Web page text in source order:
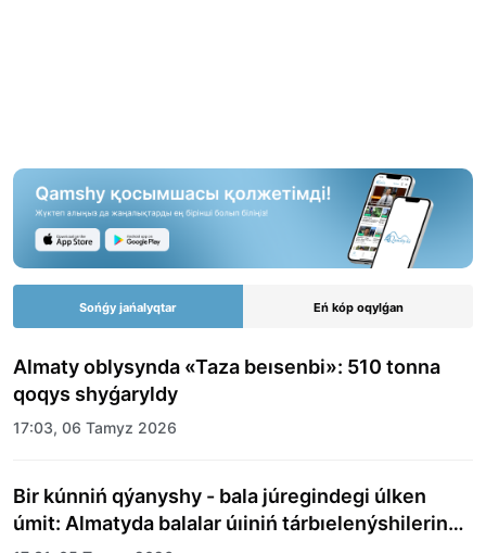
Sońǵy jańalyqtar Eń kóp oqylǵan
Almaty oblysynda «Taza beısenbi»: 510 tonna
qoqys shyǵaryldy
17:03, 06 Tamyz 2026
Bir kúnniń qýanyshy - bala júregindegi úlken
úmit: Almatyda balalar úıiniń tárbıelenýshilerine